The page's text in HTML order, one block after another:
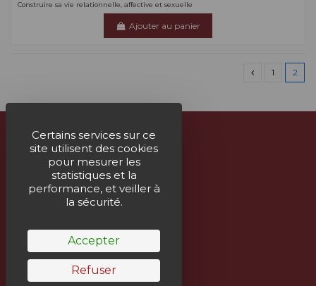
Certains services sur ce
site utilisent des cookies
pour mesurer les
statistiques et la
performance, et veiller à
la sécurité.
Accepter
Refuser
Construire sa vie relationnelle, affective et sexuelle
Ajouter au panier
1 2
À propos
Nous contacter
Bulletin